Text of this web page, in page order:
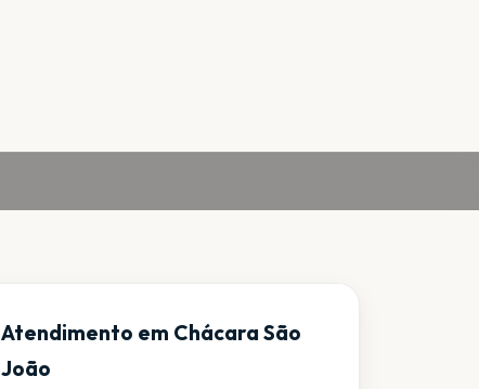
Atendimento em Chácara São
João